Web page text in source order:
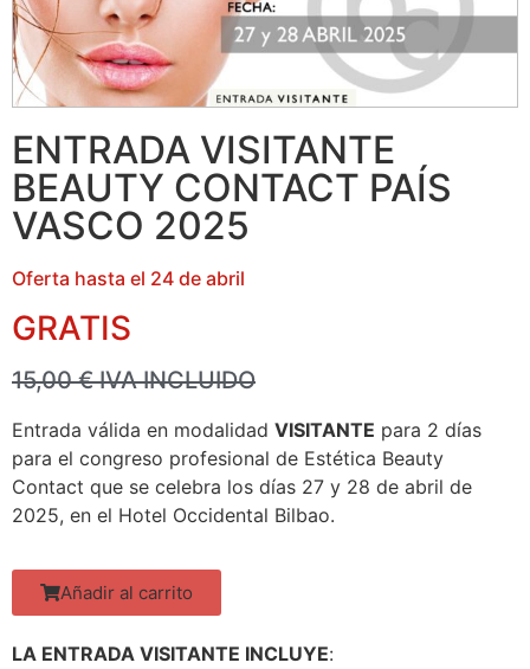
ENTRADA VISITANTE
BEAUTY CONTACT PAÍS
VASCO 2025
Oferta hasta el 24 de abril
GRATIS
15,00 € IVA INCLUIDO
Entrada válida en modalidad VISITANTE para 2 días
para el congreso profesional de Estética Beauty
Contact que se celebra los días 27 y 28 de abril de
2025, en el Hotel Occidental Bilbao.
Añadir al carrito
LA ENTRADA VISITANTE INCLUYE: